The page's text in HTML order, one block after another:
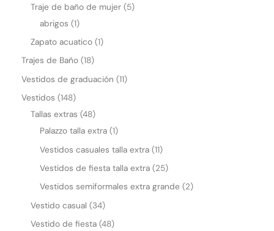
Traje de baño de mujer 5
abrigos 1
Zapato acuatico 1
Trajes de Baño 18
Vestidos de graduación 11
Vestidos 148
Tallas extras 48
Palazzo talla extra 1
Vestidos casuales talla extra 11
Vestidos de fiesta talla extra 25
Vestidos semiformales extra grande
2
Vestido casual 34
Vestido de fiesta 48